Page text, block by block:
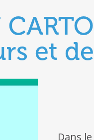
et
Dans